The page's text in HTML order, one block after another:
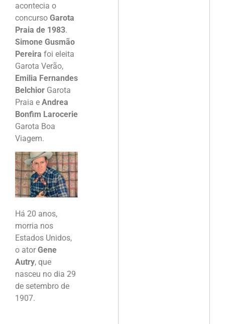
acontecia o
concurso Garota
Praia de 1983.
Simone Gusmão
Pereira foi eleita
Garota Verão,
Emilia Fernandes
Belchior Garota
Praia e Andrea
Bonfim Larocerie
Garota Boa
Viagem.
Há 20 anos,
morria nos
Estados Unidos,
o ator Gene
Autry, que
nasceu no dia 29
de setembro de
1907.